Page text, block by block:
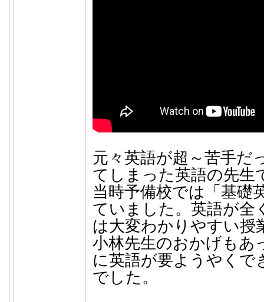
元々英語が超～苦手だ
てしまった英語の先生
当時予備校では「基礎
ていました。英語が全
は大変わかりやすい授
小林先生のおかげもあ
に英語が要ようやくで
でした。